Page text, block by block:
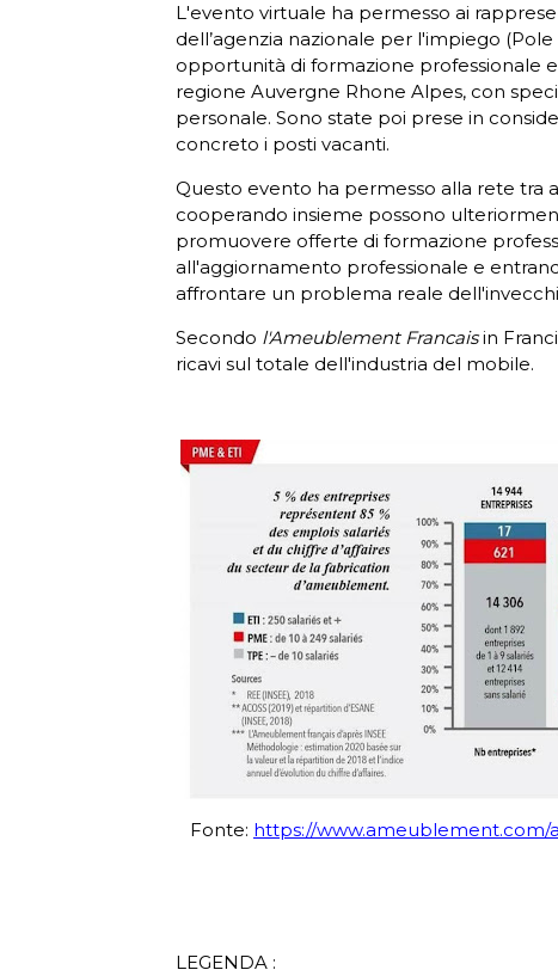
L'evento virtuale ha permesso ai
dell’agenzia nazionale per l'impiego
opportunità di formazione professionale
regione Auvergne Rhone Alpes, con
personale. Sono state poi prese in
concreto i posti vacanti.
Questo evento ha permesso alla rete tra
cooperando insieme possono
promuovere offerte di formazione
all'aggiornamento professionale e
affrontare un problema reale
Secondo l'Ameublement Francaisin
ricavi sul totale dell'industria del mobile.
Fonte: https://www.ameublement.com/
LEGENDA :